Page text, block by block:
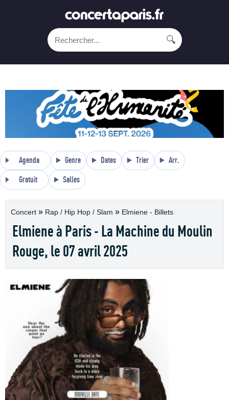
🔍
Agenda Genre Dates Trier Arr.
Gratuit Salles
Concert » Rap / Hip Hop / Slam » Elmiene - Billets
Elmiene à Paris - La Machine du Moulin
Rouge, le 07 avril 2025